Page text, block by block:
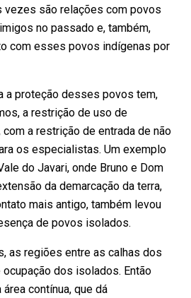
vezes são relações com povos
no passado e, também,
com esses povos indígenas por
a proteção desses povos tem,
a restrição de uso de
a restrição de entrada de não
os especialistas. Um exemplo
do Javari, onde Bruno e Dom
da demarcação da terra,
mais antigo, também levou
de povos isolados.
as regiões entre as calhas dos
dos isolados. Então
contínua, que dá